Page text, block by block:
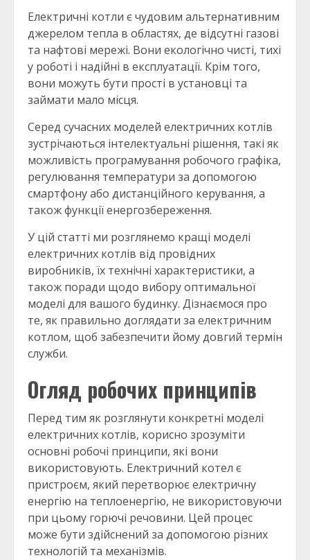
Електричні котли є чудовим альтернативним
джерелом тепла в областях, де відсутні газові
та нафтові мережі. Вони екологічно чисті, тихі
у роботі і надійні в експлуатації. Крім того,
вони можуть бути прості в установці та
займати мало місця.
Серед сучасних моделей електричних котлів
зустрічаються інтелектуальні рішення, такі як
можливість програмування робочого графіка,
регулювання температури за допомогою
смартфону або дистанційного керування, а
також функції енергозбереження.
У цій статті ми розглянемо кращі моделі
електричних котлів від провідних
виробників, їх технічні характеристики, а
також поради щодо вибору оптимальної
моделі для вашого будинку. Дізнаємося про
те, як правильно доглядати за електричним
котлом, щоб забезпечити йому довгий термін
служби.
Огляд робочих принципів
Перед тим як розглянути конкретні моделі
електричних котлів, корисно зрозуміти
основні робочі принципи, які вони
використовують. Електричний котел є
пристроєм, який перетворює електричну
енергію на теплоенергію, не використовуючи
при цьому горючі речовини. Цей процес
може бути здійснений за допомогою різних
технологій та механізмів.